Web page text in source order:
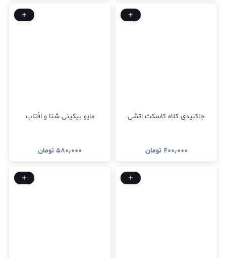
جاکلیدی کلاه کاسکت اتشی
۴۰۰٫۰۰۰ تومان
مایو بیکینی شنا و افتاب
۵۸۰٫۰۰۰تومان